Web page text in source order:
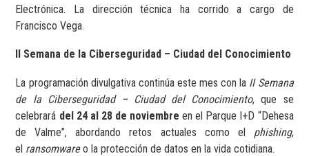
Electrónica. La dirección técnica ha corrido a cargo de
Francisco Vega.
II Semana de la Ciberseguridad – Ciudad del Conocimiento
La programación divulgativa continúa este mes con la II Semana
de la Ciberseguridad – Ciudad del Conocimiento, que se
celebrará del 24 al 28 de noviembre en el Parque I+D “Dehesa
de Valme”, abordando retos actuales como el phishing,
el ransomwareo la protección de datos en la vida cotidiana.